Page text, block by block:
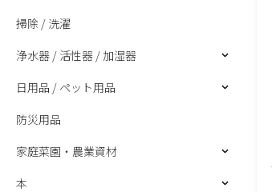
掃除 / 洗濯
浄水器 / 活性器 / 加湿器
日用品 / ペット用品
防災用品
家庭菜園・農業資材
本